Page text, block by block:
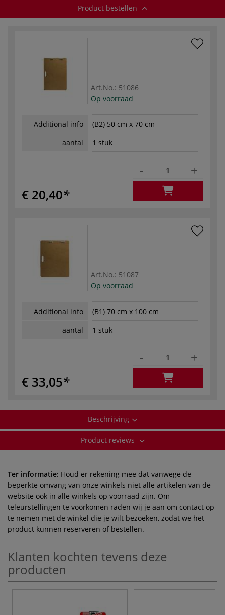
Product bestellen
Art.No.: 51086
Op voorraad
Additional info
(B2) 50 cm x 70 cm
aantal
1 stuk
€ 20,40
- +
Art.No.: 51087
Op voorraad
Additional info
(B1) 70 cm x 100 cm
aantal
1 stuk
€ 33,05
- +
Beschrijving
Product reviews
Ter informatie: Houd er rekening mee dat vanwege de
beperkte omvang van onze winkels niet alle artikelen van de
website ook in alle winkels op voorraad zijn. Om
teleurstellingen te voorkomen raden wij je aan om contact op
te nemen met de winkel die je wilt bezoeken, zodat we het
product kunnen reserveren of bestellen.
Klanten kochten tevens deze
producten